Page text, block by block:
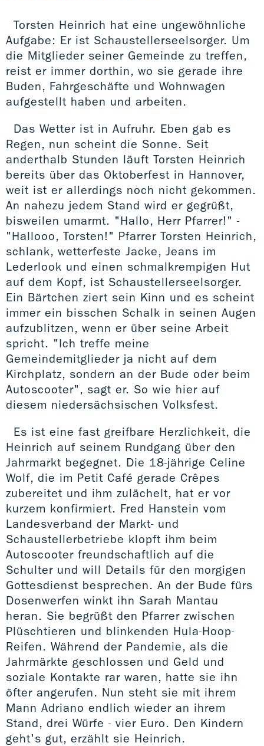
Torsten Heinrich hat eine ungewöhnliche
Aufgabe: Er ist Schaustellerseelsorger. Um
die Mitglieder seiner Gemeinde zu treffen,
reist er immer dorthin, wo sie gerade ihre
Buden, Fahrgeschäfte und Wohnwagen
aufgestellt haben und arbeiten.
Das Wetter ist in Aufruhr. Eben gab es
Regen, nun scheint die Sonne. Seit
anderthalb Stunden läuft Torsten Heinrich
bereits über das Oktoberfest in Hannover,
weit ist er allerdings noch nicht gekommen.
An nahezu jedem Stand wird er gegrüßt,
bisweilen umarmt. "Hallo, Herr Pfarrer!" -
"Hallooo, Torsten!" Pfarrer Torsten Heinrich,
schlank, wetterfeste Jacke, Jeans im
Lederlook und einen schmalkrempigen Hut
auf dem Kopf, ist Schaustellerseelsorger.
Ein Bärtchen ziert sein Kinn und es scheint
immer ein bisschen Schalk in seinen Augen
aufzublitzen, wenn er über seine Arbeit
spricht. "Ich treffe meine
Gemeindemitglieder ja nicht auf dem
Kirchplatz, sondern an der Bude oder beim
Autoscooter", sagt er. So wie hier auf
diesem niedersächsischen Volksfest.
Es ist eine fast greifbare Herzlichkeit, die
Heinrich auf seinem Rundgang über den
Jahrmarkt begegnet. Die 18-jährige Celine
Wolf, die im Petit Café gerade Crêpes
zubereitet und ihm zulächelt, hat er vor
kurzem konfirmiert. Fred Hanstein vom
Landesverband der Markt- und
Schaustellerbetriebe klopft ihm beim
Autoscooter freundschaftlich auf die
Schulter und will Details für den morgigen
Gottesdienst besprechen. An der Bude fürs
Dosenwerfen winkt ihn Sarah Mantau
heran. Sie begrüßt den Pfarrer zwischen
Plüschtieren und blinkenden Hula-Hoop-
Reifen. Während der Pandemie, als die
Jahrmärkte geschlossen und Geld und
soziale Kontakte rar waren, hatte sie ihn
öfter angerufen. Nun steht sie mit ihrem
Mann Adriano endlich wieder an ihrem
Stand, drei Würfe - vier Euro. Den Kindern
geht's gut, erzählt sie Heinrich.